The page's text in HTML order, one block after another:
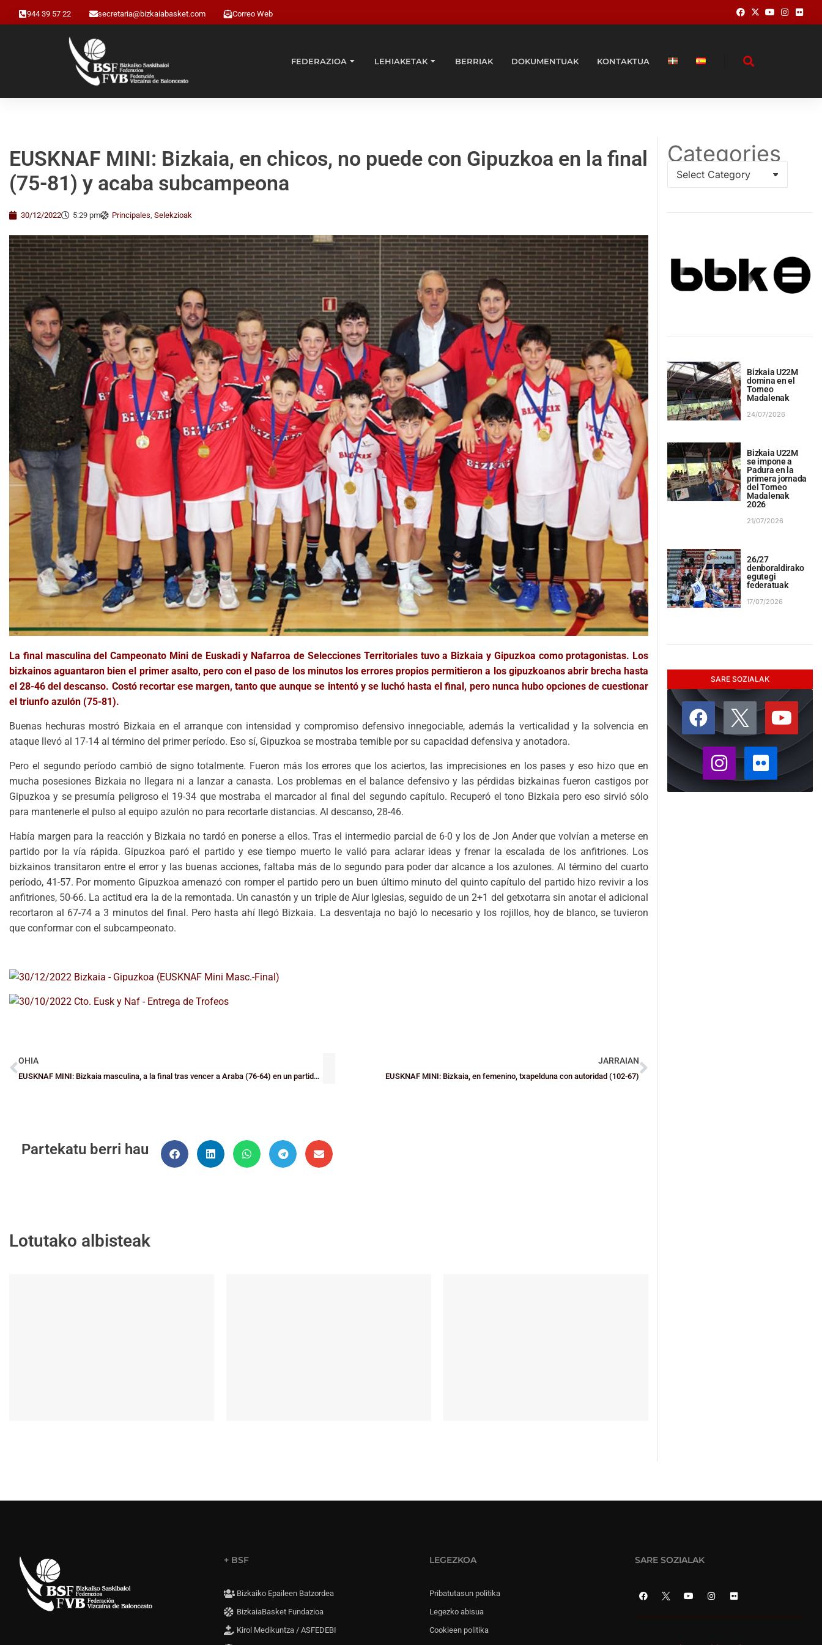
944 39 57 22 secretaria@bizkaiabasket.com Correo Web
FEDERAZIOA LEHIAKETAK BERRIAK DOKUMENTUAK KONTAKTUA
EUSKNAF MINI: Bizkaia, en chicos, no puede con Gipuzkoa en la final
(75-81) y acaba subcampeona
30/12/2022 5:29 pm Principales, Selekzioak
La final masculina del Campeonato Mini de Euskadi y Nafarroa de Selecciones Territoriales tuvo a Bizkaia y Gipuzkoa como protagonistas. Los
bizkainos aguantaron bien el primer asalto, pero con el paso de los minutos los errores propios permitieron a los gipuzkoanos abrir brecha hasta
el 28-46 del descanso. Costó recortar ese margen, tanto que aunque se intentó y se luchó hasta el final, pero nunca hubo opciones de cuestionar
el triunfo azulón (75-81).
Buenas hechuras mostró Bizkaia en el arranque con intensidad y compromiso defensivo innegociable, además la verticalidad y la solvencia en
ataque llevó al 17-14 al término del primer período. Eso sí, Gipuzkoa se mostraba temible por su capacidad defensiva y anotadora.
Pero el segundo período cambió de signo totalmente. Fueron más los errores que los aciertos, las imprecisiones en los pases y eso hizo que en
mucha posesiones Bizkaia no llegara ni a lanzar a canasta. Los problemas en el balance defensivo y las pérdidas bizkainas fueron castigos por
Gipuzkoa y se presumía peligroso el 19-34 que mostraba el marcador al final del segundo capítulo. Recuperó el tono Bizkaia pero eso sirvió sólo
para mantenerle el pulso al equipo azulón no para recortarle distancias. Al descanso, 28-46.
Había margen para la reacción y Bizkaia no tardó en ponerse a ellos. Tras el intermedio parcial de 6-0 y los de Jon Ander que volvían a meterse en
partido por la vía rápida. Gipuzkoa paró el partido y ese tiempo muerto le valió para aclarar ideas y frenar la escalada de los anfitriones. Los
bizkainos transitaron entre el error y las buenas acciones, faltaba más de lo segundo para poder dar alcance a los azulones. Al término del cuarto
período, 41-57. Por momento Gipuzkoa amenazó con romper el partido pero un buen último minuto del quinto capítulo del partido hizo revivir a los
anfitriones, 50-66. La actitud era la de la remontada. Un canastón y un triple de Aiur Iglesias, seguido de un 2+1 del getxotarra sin anotar el adicional
recortaron al 67-74 a 3 minutos del final. Pero hasta ahí llegó Bizkaia. La desventaja no bajó lo necesario y los rojillos, hoy de blanco, se tuvieron
que conformar con el subcampeonato.
OHIA
EUSKNAF MINI: Bizkaia masculina, a la final tras vencer a Araba (76-64) en un partido muy ajustado
JARRAIAN
EUSKNAF MINI: Bizkaia, en femenino, txapelduna con autoridad (102-67)
Partekatu berri hau
Lotutako albisteak
Categories
Bizkaia U22M
domina en el
Torneo
Madalenak
24/07/2026
Bizkaia U22M
se impone a
Padura en la
primera jornada
del Torneo
Madalenak
2026
21/07/2026
26/27
denboraldirako
egutegi
federatuak
17/07/2026
SARE SOZIALAK
+ BSF
Bizkaiko Epaileen Batzordea
BizkaiaBasket Fundazioa
Kirol Medikuntza / ASFEDEBI
LEGEZKOA
Pribatutasun politika
Legezko abisua
Cookieen politika
SARE SOZIALAK